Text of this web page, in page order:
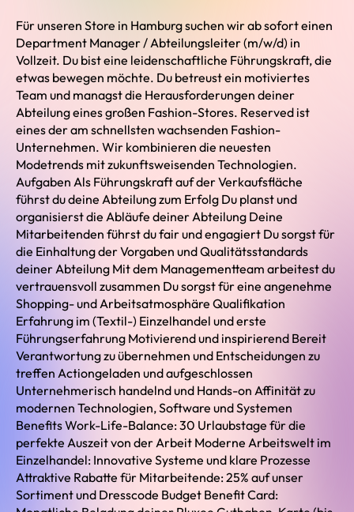
​​​​​​​Für unseren Store in Hamburg suchen wir ab sofort einen
Department Manager / Abteilungsleiter (m/w/d) in
Vollzeit. Du bist eine leidenschaftliche Führungskraft, die
etwas bewegen möchte. Du betreust ein motiviertes
Team und managst die Herausforderungen deiner
Abteilung eines großen Fashion-Stores. Reserved ist
eines der am schnellsten wachsenden Fashion-
Unternehmen. Wir kombinieren die neuesten
Modetrends mit zukunftsweisenden Technologien.
Aufgaben Als Führungskraft auf der Verkaufsfläche
führst du deine Abteilung zum Erfolg Du planst und
organisierst die Abläufe deiner Abteilung Deine
Mitarbeitenden führst du fair und engagiert Du sorgst für
die Einhaltung der Vorgaben und Qualitätsstandards
deiner Abteilung Mit dem Managementteam arbeitest du
vertrauensvoll zusammen Du sorgst für eine angenehme
Shopping- und Arbeitsatmosphäre Qualifikation
Erfahrung im (Textil-) Einzelhandel und erste
Führungserfahrung Motivierend und inspirierend Bereit
Verantwortung zu übernehmen und Entscheidungen zu
treffen Actiongeladen und aufgeschlossen
Unternehmerisch handelnd und Hands-on Affinität zu
modernen Technologien, Software und Systemen
Benefits Work-Life-Balance: 30 Urlaubstage für die
perfekte Auszeit von der Arbeit Moderne Arbeitswelt im
Einzelhandel: Innovative Systeme und klare Prozesse
Attraktive Rabatte für Mitarbeitende: 25% auf unser
Sortiment und Dresscode Budget Benefit Card: